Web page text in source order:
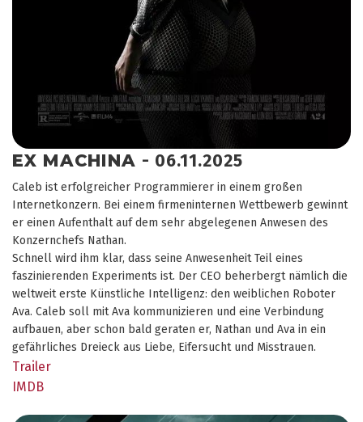
EX MACHINA - 06.11.2025
Caleb ist erfolgreicher Programmierer in einem großen
Internetkonzern. Bei einem firmeninternen Wettbewerb gewinnt
er einen Aufenthalt auf dem sehr abgelegenen Anwesen des
Konzernchefs Nathan.
Schnell wird ihm klar, dass seine Anwesenheit Teil eines
faszinierenden Experiments ist. Der CEO beherbergt nämlich die
weltweit erste Künstliche Intelligenz: den weiblichen Roboter
Ava. Caleb soll mit Ava kommunizieren und eine Verbindung
aufbauen, aber schon bald geraten er, Nathan und Ava in ein
gefährliches Dreieck aus Liebe, Eifersucht und Misstrauen.
Trailer
IMDB